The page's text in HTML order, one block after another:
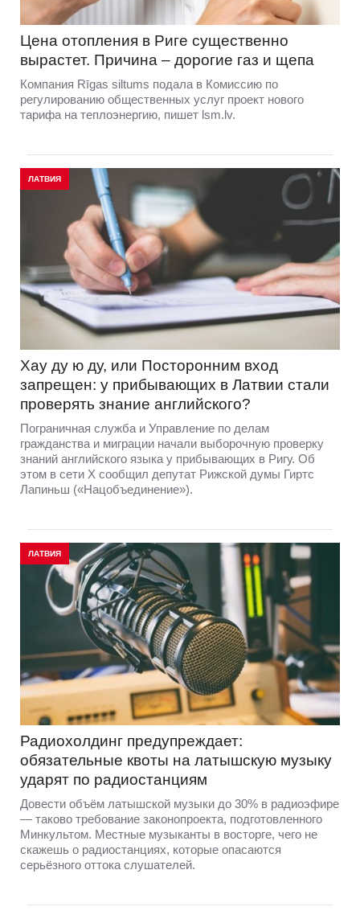
Цена отопления в Риге существенно
вырастет. Причина – дорогие газ и щепа
Компания Rīgas siltums подала в Комиссию по
регулированию общественных услуг проект нового
тарифа на теплоэнергию, пишет lsm.lv.
ЛАТВИЯ
Хау ду ю ду, или Посторонним вход
запрещен: у прибывающих в Латвии стали
проверять знание английского?
Пограничная служба и Управление по делам
гражданства и миграции начали выборочную проверку
знаний английского языка у прибывающих в Ригу. Об
этом в сети Х сообщил депутат Рижской думы Гиртс
Лапиньш («Нацобъединение»).
ЛАТВИЯ
Радиохолдинг предупреждает:
обязательные квоты на латышскую музыку
ударят по радиостанциям
Довести объём латышской музыки до 30% в радиоэфире
— таково требование законопроекта, подготовленного
Минкультом. Местные музыканты в восторге, чего не
скажешь о радиостанциях, которые опасаются
серьёзного оттока слушателей.